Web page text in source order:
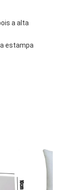
a alta
estampa